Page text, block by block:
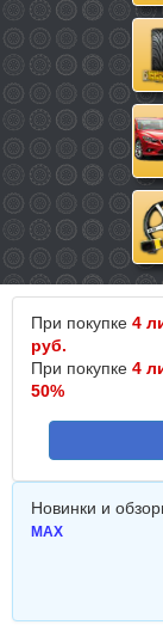
При покупке 4
руб.
При покупке 4
50%
Новинки и
MAX